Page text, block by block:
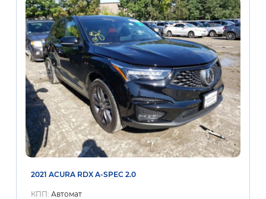
2021 ACURA RDX A-SPEC 2.0
КПП: Автомат